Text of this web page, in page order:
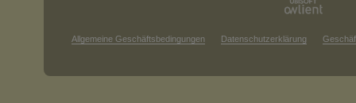
Allgemeine Geschäftsbedingungen Datenschutzerklärung